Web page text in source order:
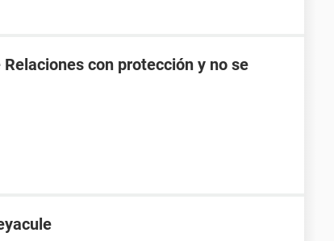
con protección y no se